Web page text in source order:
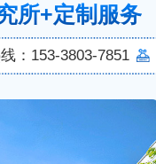
所+定制服务
：153-3803-7851